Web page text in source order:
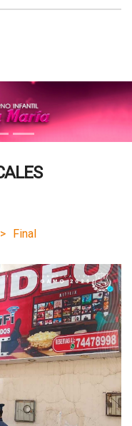
Final